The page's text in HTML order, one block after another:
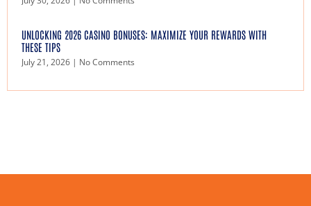
UNLOCKING 2026 CASINO BONUSES: MAXIMIZE YOUR REWARDS WITH
THESE TIPS
July 21, 2026 No Comments